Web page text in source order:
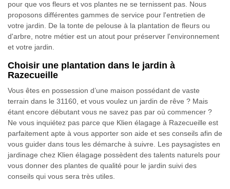
pour que vos fleurs et vos plantes ne se ternissent pas. Nous
proposons différentes gammes de service pour l'entretien de
votre jardin. De la tonte de pelouse à la plantation de fleurs ou
d'arbre, notre métier est un atout pour préserver l'environnement
et votre jardin.
Choisir une plantation dans le jardin à
Razecueille
Vous êtes en possession d’une maison possédant de vaste
terrain dans le 31160, et vous voulez un jardin de rêve ? Mais
étant encore débutant vous ne savez pas par où commencer ?
Ne vous inquiétez pas parce que Klien élagage à Razecueille est
parfaitement apte à vous apporter son aide et ses conseils afin de
vous guider dans tous les démarche à suivre. Les paysagistes en
jardinage chez Klien élagage possèdent des talents naturels pour
vous donner des plantes de qualité pour le jardin suivi des
conseils qui vous sera très utiles.